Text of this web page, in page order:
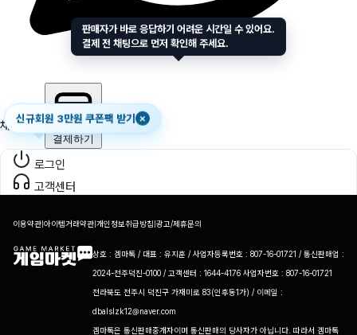
채팅하기
결제하기
로그인
신규회원 3만원 쿠폰팩 받기 ×
고객센터
이용약관|아이템거래약관|개인정보취급방침|광고/제휴문의
상호 : 겜마톡 / 대표 : 유지훈 / 사업자등록번호 : 807-16-01721 / 통신판매업 :
2024-전주덕진-0100 / 고객센터 : 1644-4176 사업자번호 : 807-16-01721
전라북도 전주시 덕진구 가재미로 83(인후동1가) / 이메일 :
dbalslzk12@naver.com
게
겜마톡은 통신판매중개자이며 통신판매의 당사자가 아닙니다. 따라서 겜마톡
판매자가 바로 응답하기 어려운 시간일 수 있어요.
결제 전 채팅으로 먼저 확인해 주세요.